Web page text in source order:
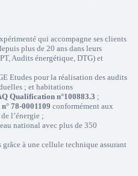
qui accompagne ses clients
plus de 20 ans dans leurs
Audits énergétique, DTG) et
Etudes pour la réalisation des audits
; et habitations
Qualification n°100883.3 ;
78-0001109 conformément aux
l’énergie ;
national avec plus de 350
à une cellule technique assurant